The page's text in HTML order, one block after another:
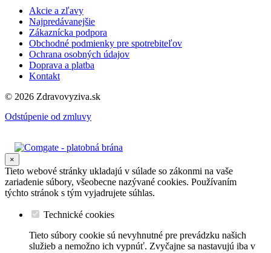
Akcie a zľavy
Najpredávanejšie
Zákaznícka podpora
Obchodné podmienky pre spotrebiteľov
Ochrana osobných údajov
Doprava a platba
Kontakt
© 2026 Zdravovyziva.sk
Odstúpenie od zmluvy
×
Tieto webové stránky ukladajú v súlade so zákonmi na vaše
zariadenie súbory, všeobecne nazývané cookies. Používaním
týchto stránok s tým vyjadrujete súhlas.
Technické cookies
Tieto súbory cookie sú nevyhnutné pre prevádzku našich
služieb a nemožno ich vypnúť. Zvyčajne sa nastavujú iba v